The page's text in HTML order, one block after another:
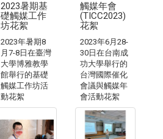
2023暑期基
礎觸媒工作
坊花絮
2023年暑期8
月7-8日在臺灣
大學博雅教學
館舉行的基礎
觸媒工作坊活
動花絮
觸媒年會
(TICC2023)
花絮
2023年6月28-
30日在台南成
功大學舉行的
台灣國際催化
會議與觸媒年
會活動花絮